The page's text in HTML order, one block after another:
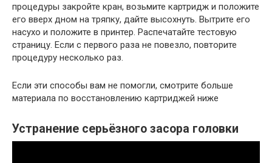
процедуры закройте кран, возьмите картридж и положите
его вверх дном на тряпку, дайте высохнуть. Вытрите его
насухо и положите в принтер. Распечатайте тестовую
страницу. Если с первого раза не повезло, повторите
процедуру несколько раз.
Если эти способы вам не помогли, смотрите больше
материала по восстановлению картриджей ниже
Устранение серьёзного засора головки